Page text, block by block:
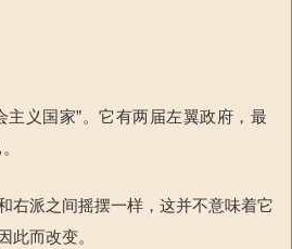
主义国家”。它有两届左翼政府，最
右派之间摇摆一样，这并不意味着它
此而改变。